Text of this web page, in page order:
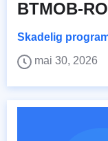
BTMOB-
Skadelig
mai 30, 2026